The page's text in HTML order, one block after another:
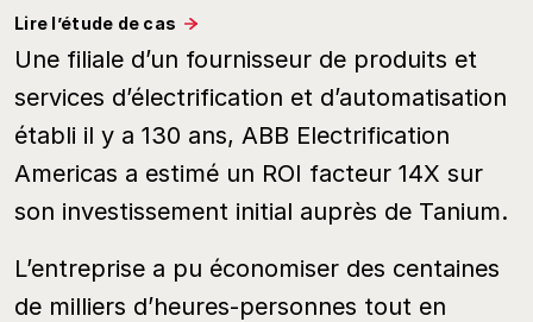
Partenaires
Ressources
Entreprise
Lire l’étude de cas
Une filiale d’un fournisseur de produits et
services d’électrification et d’automatisation
établi il y a 130 ans, ABB Electrification
Americas a estimé un ROI facteur 14X sur
son investissement initial auprès de Tanium.
L’entreprise a pu économiser des centaines
de milliers d’heures-personnes tout en